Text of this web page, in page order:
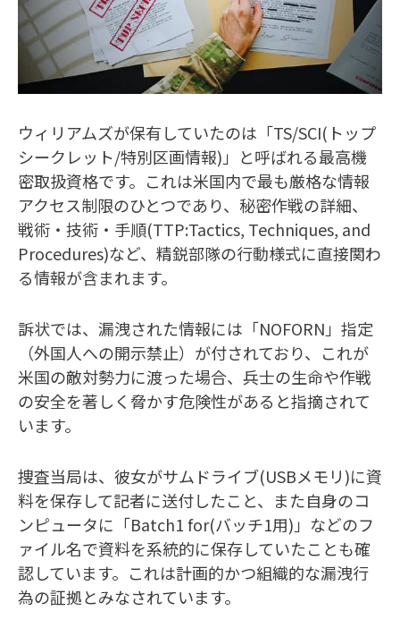
ウィリアムズが保有していたのは「TS/SCI(トップ
シークレット/特別区画情報)」と呼ばれる最高機
密取扱資格です。これは米国内で最も厳格な情報
アクセス制限のひとつであり、秘密作戦の詳細、
戦術・技術・手順(TTP:Tactics, Techniques, and
Procedures)など、精鋭部隊の行動様式に直接関わ
る情報が含まれます。
訴状では、漏洩された情報には「NOFORN」指定
（外国人への開示禁止）が付されており、これが
米国の敵対勢力に渡った場合、兵士の生命や作戦
の安全を著しく脅かす危険性があると指摘されて
います。
捜査当局は、彼女がサムドライブ(USBメモリ)に資
料を保存して記者に送付したこと、また自身のコ
ンピュータに「Batch1 for(バッチ1用)」などのフ
ァイル名で資料を系統的に保存していたことも確
認しています。これは計画的かつ組織的な漏洩行
為の証拠とみなされています。